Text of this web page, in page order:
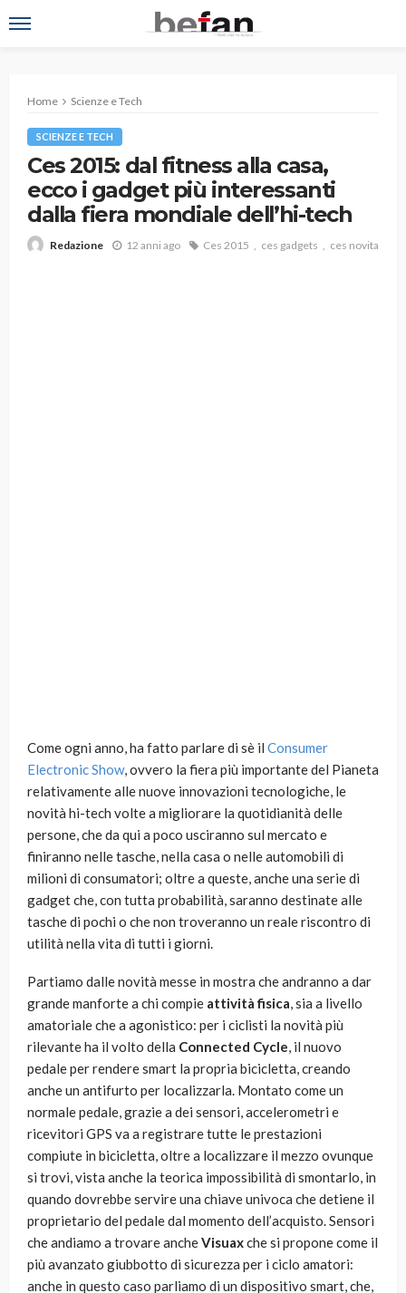
Home Scienze e Tech
SCIENZE E TECH
Ces 2015: dal fitness alla casa,
ecco i gadget più interessanti
dalla fiera mondiale dell’hi-tech
Redazione 12 anni ago Ces 2015 ces gadgets ces novita
Come ogni anno, ha fatto parlare di sè il Consumer
Electronic Show, ovvero la fiera più importante del Pianeta
relativamente alle nuove innovazioni tecnologiche, le
novità hi-tech volte a migliorare la quotidianità delle
persone, che da qui a poco usciranno sul mercato e
finiranno nelle tasche, nella casa o nelle automobili di
milioni di consumatori; oltre a queste, anche una serie di
gadget che, con tutta probabilità, saranno destinate alle
tasche di pochi o che non troveranno un reale riscontro di
utilità nella vita di tutti i giorni.
Partiamo dalle novità messe in mostra che andranno a dar
grande manforte a chi compie attività fisica, sia a livello
amatoriale che a agonistico: per i ciclisti la novità più
rilevante ha il volto della Connected Cycle, il nuovo
pedale per rendere smart la propria bicicletta, creando
anche un antifurto per localizzarla. Montato come un
normale pedale, grazie a dei sensori, accelerometri e
ricevitori GPS va a registrare tutte le prestazioni
compiute in bicicletta, oltre a localizzare il mezzo ovunque
si trovi, vista anche la teorica impossibilità di smontarlo, in
quando dovrebbe servire una chiave univoca che detiene il
proprietario del pedale dal momento dell’acquisto. Sensori
che andiamo a trovare ancheVisuaxche si propone come il
più avanzato giubbotto di sicurezza per i ciclo amatori:
anche in questo caso parliamo di un dispositivo smart, che,